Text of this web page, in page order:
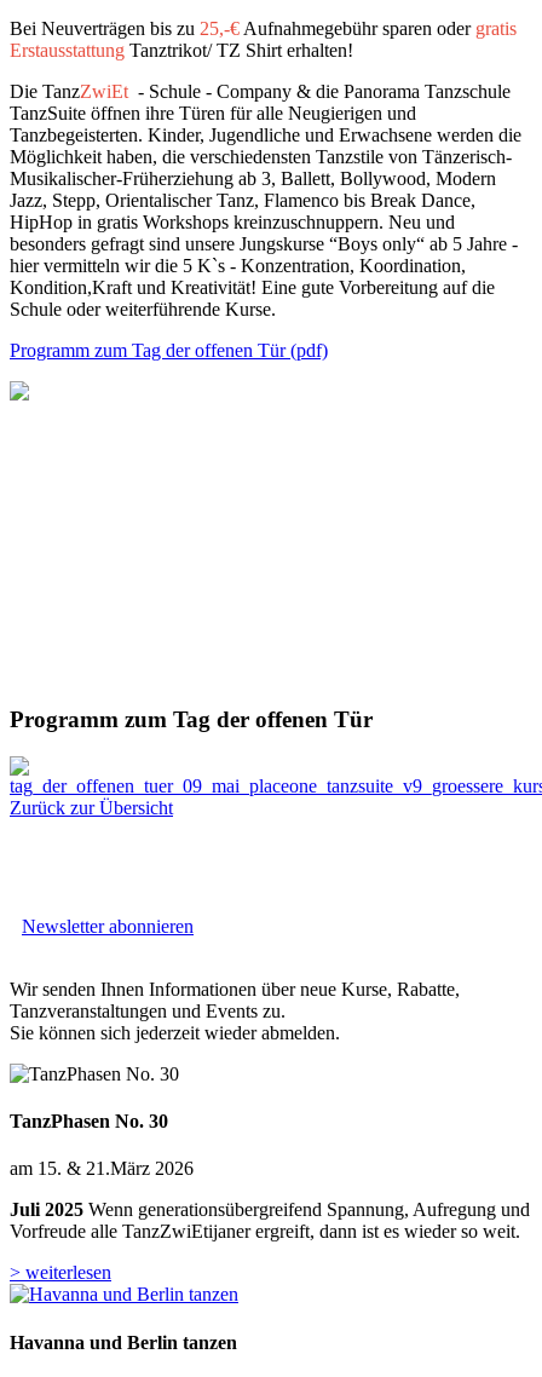
Bei Neuverträgen bis zu 25,-€ Aufnahmegebühr sparen oder gratis
Erstausstattung Tanztrikot/ TZ Shirt erhalten!
Die TanzZwiEt - Schule - Company & die Panorama Tanzschule
TanzSuite öffnen ihre Türen für alle Neugierigen und
Tanzbegeisterten. Kinder, Jugendliche und Erwachsene werden die
Möglichkeit haben, die verschiedensten Tanzstile von Tänzerisch-
Musikalischer-Früherziehung ab 3, Ballett, Bollywood, Modern
Jazz, Stepp, Orientalischer Tanz, Flamenco bis Break Dance,
HipHop in gratis Workshops kreinzuschnuppern. Neu und
besonders gefragt sind unsere Jungskurse “Boys only“ ab 5 Jahre -
hier vermitteln wir die 5 K`s - Konzentration, Koordination,
Kondition,Kraft und Kreativität! Eine gute Vorbereitung auf die
Schule oder weiterführende Kurse.
Programm zum Tag der offenen Tür (pdf)
Programm zum Tag der offenen Tür
Zurück zur Übersicht
Newsletter abonnieren
Wir senden Ihnen Informationen über neue Kurse, Rabatte,
Tanzveranstaltungen und Events zu.
Sie können sich jederzeit wieder abmelden.
TanzPhasen No. 30
am 15. & 21.März 2026
Juli 2025 Wenn generationsübergreifend Spannung, Aufregung und
Vorfreude alle TanzZwiEtijaner ergreift, dann ist es wieder so weit.
> weiterlesen
Havanna und Berlin tanzen